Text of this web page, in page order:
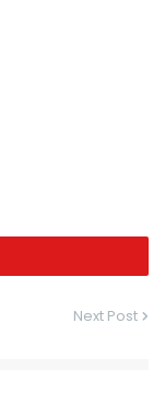
Next Post